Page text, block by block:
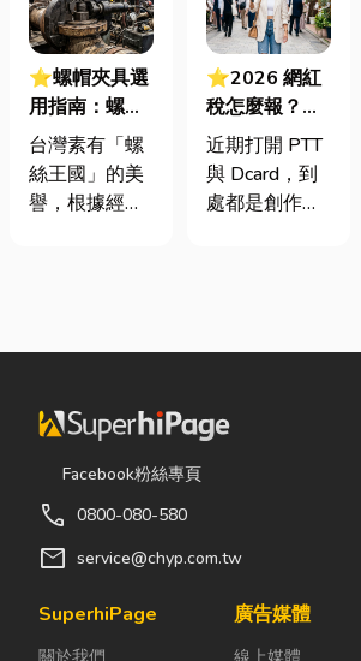
⭐螺帽夾具選
用指南：螺母
挾具頻繁耗
損？3大關鍵
提升扣件成型
台灣素有「螺
絲王國」的美
譽，根據經濟
額高達 42.1
螺帽（HS
731816）產
品即占總出口
在面對全球客
戶對扣件精度
日益嚴苛的趨
⭐2026 網紅
稅怎麼報？一
篇看懂課稅門
檻、追溯年限
與合法節稅，
近期打開 PTT
與 Dcard，到
處都是創作者
紅稅」不是一
府針對網路數
或經營團隊透
（如
Facebook粉絲專頁
call 0800-080-580
mail service@chyp.com.tw
SuperhiPage
關於我們
廣告媒體
線上媒體